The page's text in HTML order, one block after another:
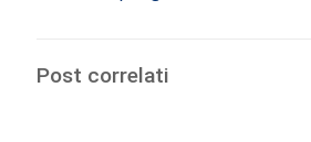
Post correlati